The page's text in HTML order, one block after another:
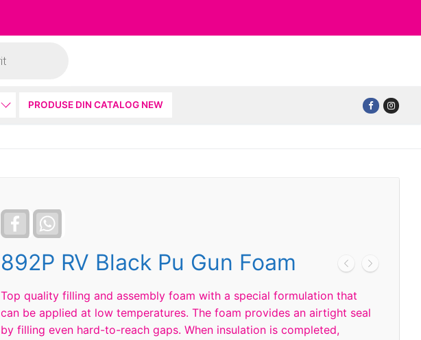
PRODUSE DIN CATALOG NEW
Facebook
892P RV Black Pu Gun Foam
Top quality filling and assembly foam with a special formulation that
can be applied at low temperatures. The foam provides an airtight seal
by filling even hard-to-reach gaps. When insulation is completed,